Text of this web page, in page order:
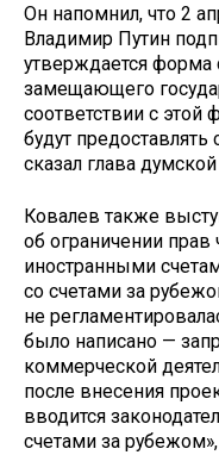
Он напомнил, что 2
Владимир Путин
утверждается форма
замещающего
соответствии с этой
будут предоставлять
сказал глава
Ковалев также
об ограничении
иностранными
со счетами за
не
было написано —
коммерческой
после внесения
вводится
счетами за